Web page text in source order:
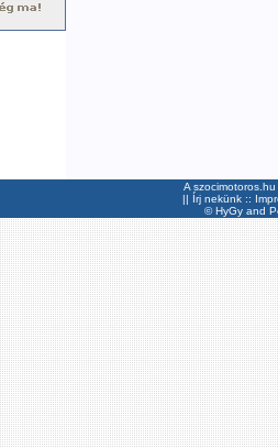
A
|| Írj nekünk ::
©HyGyand